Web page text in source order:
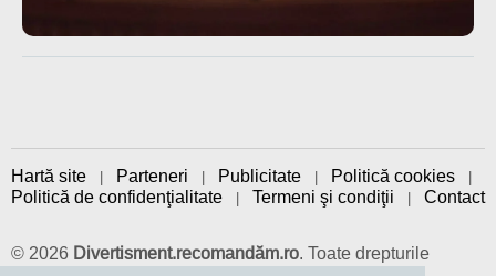
Hartă site | Parteneri | Publicitate | Politică cookies |
Politică de confidenţialitate | Termeni şi condiţii | Contact
© 2026 Divertisment.recomandăm.ro. Toate drepturile